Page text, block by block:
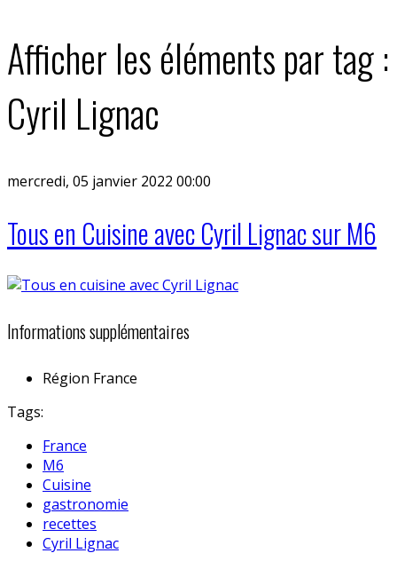
Afficher les éléments par tag :
Cyril Lignac
mercredi, 05 janvier 2022 00:00
Tous en Cuisine avec Cyril Lignac sur M6
Informations supplémentaires
Région France
Tags:
France
M6
Cuisine
gastronomie
recettes
Cyril Lignac